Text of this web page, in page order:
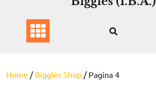
Home / Biggles Shop / Pagina 4